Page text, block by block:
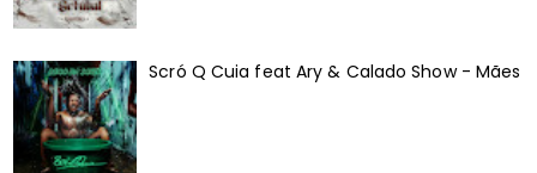
Scró Q Cuia feat Ary & Calado Show - Mães